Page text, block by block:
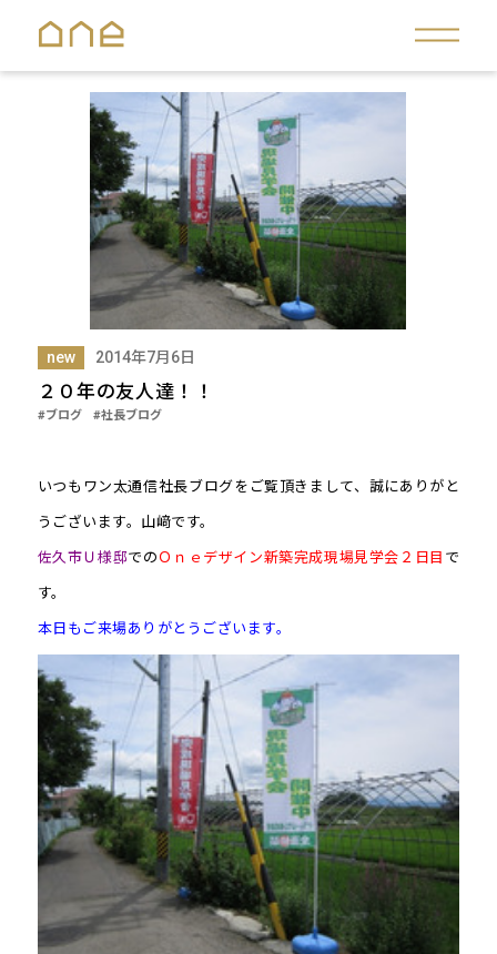
new 2014年7月6日
２０年の友人達！！
#ブログ #社長ブログ
いつもワン太通信社長ブログをご覧頂きまして、誠にありがと
うございます。山﨑です。
佐久市Ｕ様邸での Ｏｎｅデザイン新築完成現場見学会２日目 で
す。
本日もご来場ありがとうございます。